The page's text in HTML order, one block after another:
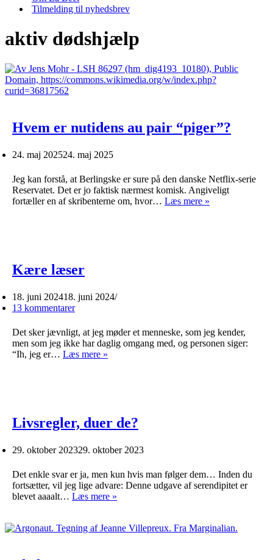
Tilmelding til nyhedsbrev
aktiv dødshjælp
Hvem er nutidens au pair “piger”?
24. maj 202524. maj 2025
Jeg kan forstå, at Berlingske er sure på den danske Netflix-serie
Reservatet. Det er jo faktisk nærmest komisk. Angiveligt
fortæller en af skribenterne om, hvor… Læs mere »
Kære læser
18. juni 202418. juni 2024
13 kommentarer
Det sker jævnligt, at jeg møder et menneske, som jeg kender,
men som jeg ikke har daglig omgang med, og personen siger:
“Ih, jeg er… Læs mere »
Livsregler, duer de?
29. oktober 202329. oktober 2023
Det enkle svar er ja, men kun hvis man følger dem… Inden du
fortsætter, vil jeg lige advare: Denne udgave af serendipitet er
blevet aaaalt… Læs mere »